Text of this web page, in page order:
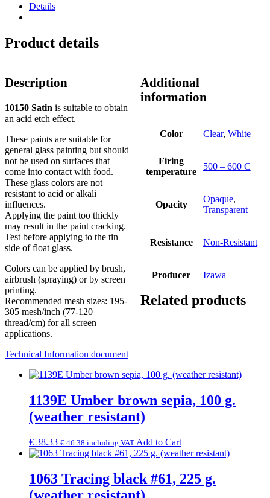
Details
Product details
Description
10150 Satin is suitable to obtain
an acid etch effect.
These paints are suitable for
general glass painting but should
not be used on surfaces that
come into contact with food.
These glass colors are not
resistant to acid or alkali
influences.
Applying the paint too thickly
may result in the paint cracking.
Test before applying to the tin
side of float glass.
Colors can be applied by brush,
airbrush (spraying) or by screen
printing.
Recommended mesh sizes: 195-
305 mesh/inch (77-120
thread/cm) for all screen
applications.
Technical Information document
Additional
information
Color Clear, White
Firing
temperature
500 – 600 C
Opacity
Opaque,
Transparent
Resistance Non-Resistant
Producer Izawa
Related products
1139E Umber brown sepia, 100 g.
(weather resistant)
€ 38.33 € 46.38 including VAT Add to Cart
1063 Tracing black #61, 225 g.